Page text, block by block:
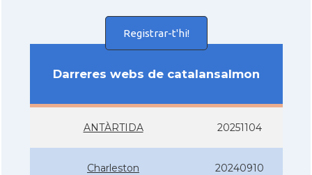
Registrar-t'hi!
Darreres webs de catalansalmon
ANTÀRTIDA 20251104
Charleston 20240910